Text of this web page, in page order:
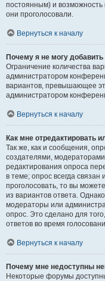
постоянным) и возможность
они проголосовали.
Вернуться к началу
Почему я не могу
Ограничение количества
администратором
вариантов, превышающее
администратором
Вернуться к началу
Как мне отредактировать
Так же, как и сообщения,
создателями,
редактирования опроса
в теме; опрос всегда
проголосовать, то вы
из вариантов ответа.
модераторы или
опрос. Это сделано для
ответов во время
Вернуться к началу
Почему мне недоступны
Некоторые форумы